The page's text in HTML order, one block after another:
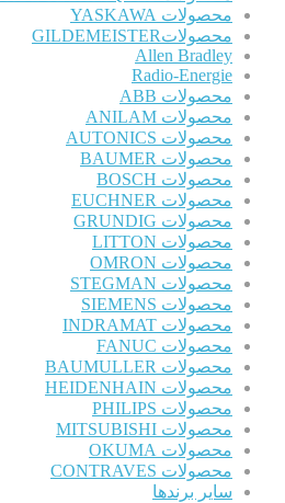
محصولات YASKAWA
محصولاتGILDEMEISTER
Allen Bradley
Radio-Energie
محصولات ABB
محصولات ANILAM
محصولات AUTONICS
محصولات BAUMER
محصولات BOSCH
محصولات EUCHNER
محصولات GRUNDIG
محصولات LITTON
محصولات OMRON
محصولات STEGMAN
محصولات SIEMENS
محصولات INDRAMAT
محصولات FANUC
محصولات BAUMULLER
محصولات HEIDENHAIN
محصولات PHILIPS
محصولات MITSUBISHI
محصولات OKUMA
محصولات CONTRAVES
سایر برندها